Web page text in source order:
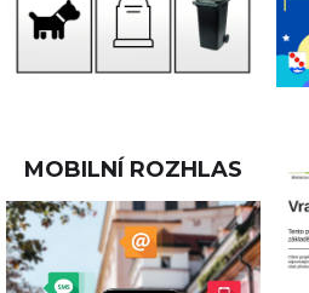
MOBILNÍ ROZHLAS